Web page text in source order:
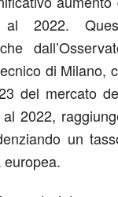
al 2022.
di Milano,
del mercato
2022,
un